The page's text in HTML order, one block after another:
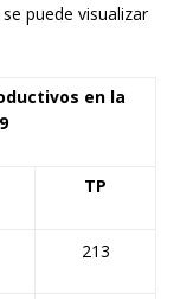
puede visualizar
en la
TP
213